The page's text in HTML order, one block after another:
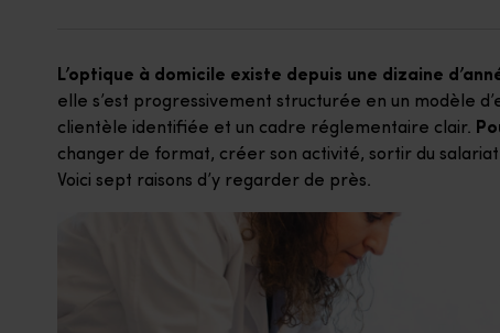
L’optique à domicile existe depuis une dizaine
elle s’est progressivement structurée en un modèle
clientèle identifiée et un cadre réglementaire clair.
changer de format, créer son activité, sortir du salariat
Voici sept raisons d’y regarder de près.